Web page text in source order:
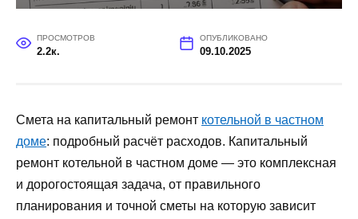
ПРОСМОТРОВ
2.2к.
ОПУБЛИКОВАНО
09.10.2025
Смета на капитальный ремонт котельной в частном
доме: подробный расчёт расходов. Капитальный
ремонт котельной в частном доме — это комплексная
и дорогостоящая задача, от правильного
планирования и точной сметы на которую зависит